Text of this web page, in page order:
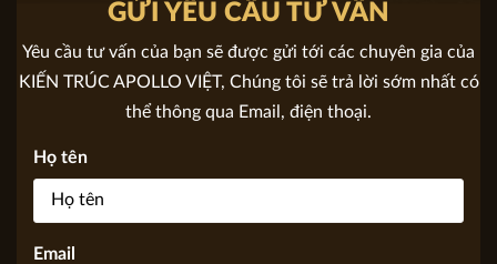
GỬI YÊU CẦU TƯ VẤN
Yêu cầu tư vấn của bạn sẽ được gửi tới các chuyên gia của
KIẾN TRÚC APOLLO VIỆT, Chúng tôi sẽ trả lời sớm nhất có
thể thông qua Email, điện thoại.
Họ tên
Email